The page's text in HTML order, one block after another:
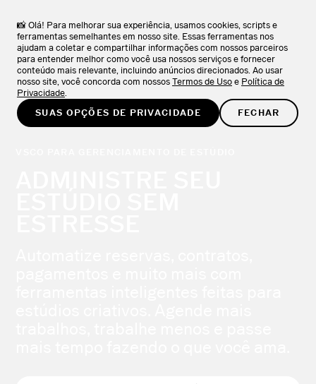
📸 Olá! Para melhorar sua experiência, usamos cookies, scripts e
ferramentas semelhantes em nosso site. Essas ferramentas nos
ajudam a coletar e compartilhar informações com nossos parceiros
para entender melhor como você usa nossos serviços e fornecer
conteúdo mais relevante, incluindo anúncios direcionados. Ao usar
nosso site, você concorda com nossos Termos de Uso e Política de
Privacidade.
SUAS OPÇÕES DE PRIVACIDADE
FECHAR
Explore a coleção de aplicativos VSCO.
EXPERIMENTE GRÁTIS